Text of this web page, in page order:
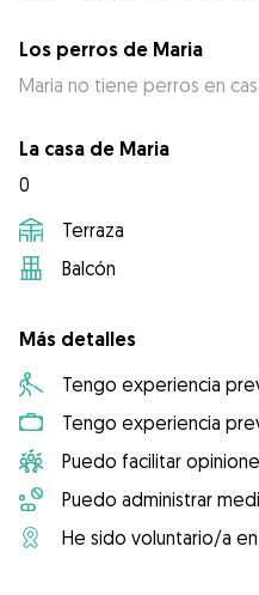
Los perros de Maria
Maria no tiene perros en
La casa de Maria
0
Terraza
Balcón
Más detalles
Tengo experiencia
Tengo experiencia
Puedo facilitar
Puedo administrar
He sido voluntario/a